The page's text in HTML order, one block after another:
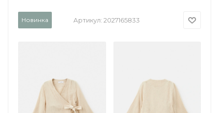
Новинка Артикул: 2027165833